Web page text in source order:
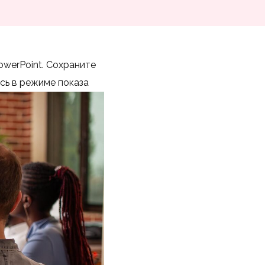
Сохраните
в режиме показа